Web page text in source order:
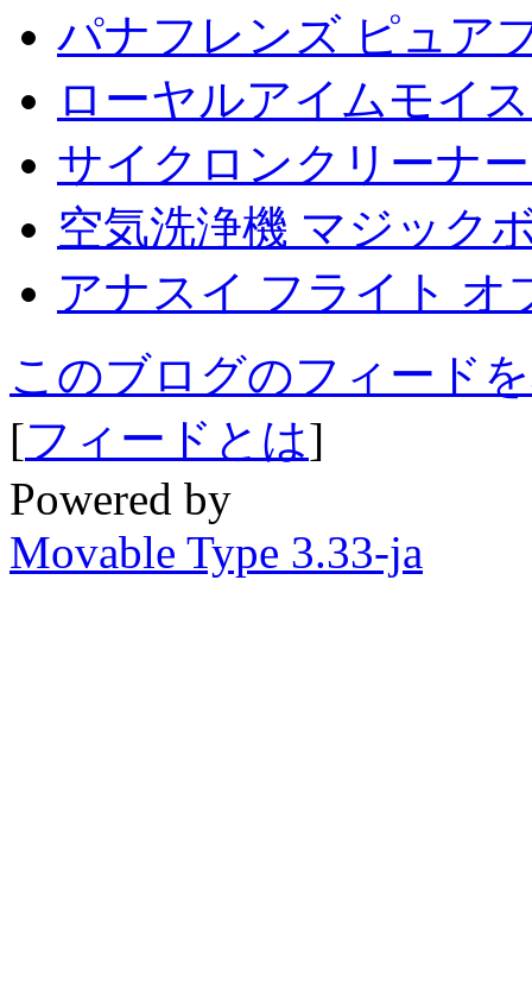
パナフレンズ ピュア
ローヤルアイムモイ
サイクロンクリーナ
空気洗浄機 マジック
アナスイ フライト オ
このブログのフィード
[フィードとは]
Powered by
Movable Type 3.33-ja